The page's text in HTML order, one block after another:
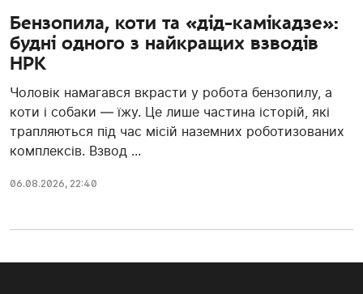
Бензопила, коти та «дід-камікадзе»:
будні одного з найкращих взводів
НРК
Чоловік намагався вкрасти у робота бензопилу, а
коти і собаки — їжу. Це лише частина історій, які
трапляються під час місій наземних роботизованих
комплексів. Взвод ...
06.08.2026, 22:40